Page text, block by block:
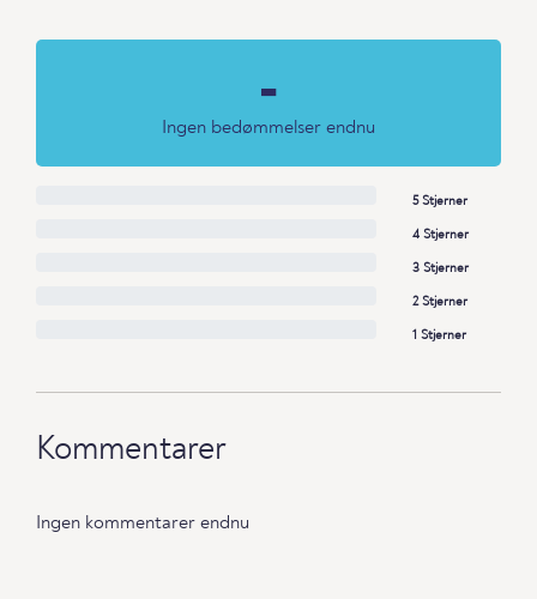
-
Ingen bedømmelser endnu
5 Stjerner
4 Stjerner
3 Stjerner
2 Stjerner
1 Stjerner
Kommentarer
Ingen kommentarer endnu